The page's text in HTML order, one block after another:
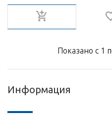
Показано с 1
Информация